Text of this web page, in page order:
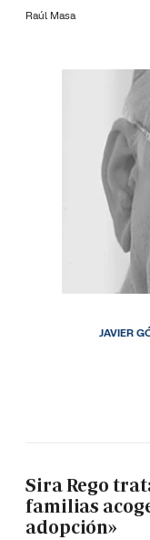
Raúl Masa
JAVIER
Sira Rego
familias
adopción»